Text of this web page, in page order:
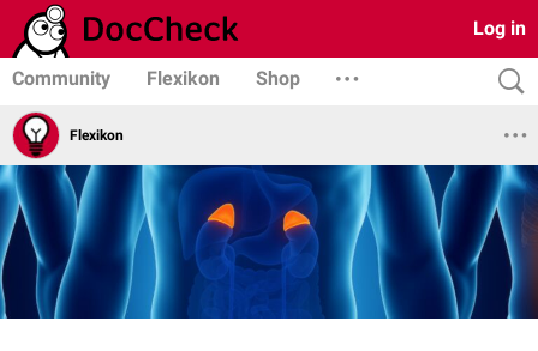
Log in
Community Flexikon Shop
Flexikon